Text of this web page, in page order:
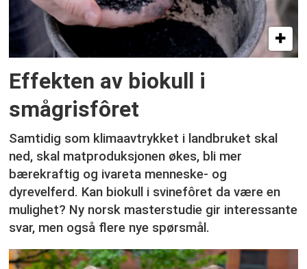
Effekten av biokull i
smågrisfôret
Samtidig som klimaavtrykket i landbruket skal
ned, skal matproduksjonen økes, bli mer
bærekraftig og ivareta menneske- og
dyrevelferd. Kan biokull i svinefôret da være en
mulighet? Ny norsk masterstudie gir interessante
svar, men også flere nye spørsmål.